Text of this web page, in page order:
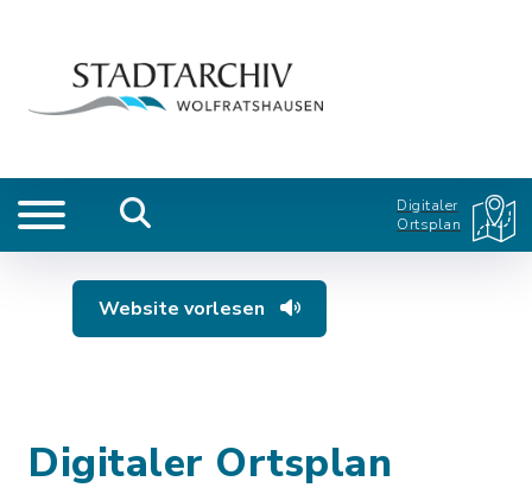
Digitaler
Ortsplan
Website vorlesen
Digitaler Ortsplan